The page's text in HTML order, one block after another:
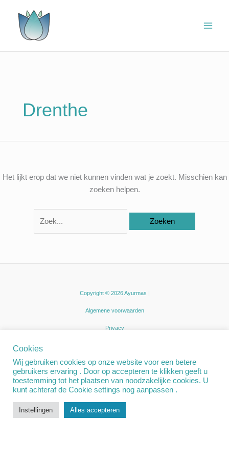
Drenthe
Het lijkt erop dat we niet kunnen vinden wat je zoekt. Misschien kan
zoeken helpen.
naar:
Copyright © 2026 Ayurmas |
Algemene voorwaarden
Privacy
Cookies
Wij gebruiken cookies op onze website voor een betere
gebruikers ervaring . Door op accepteren te klikken geeft u
toestemming tot het plaatsen van noodzakelijke cookies. U
kunt achteraf de Cookie settings nog aanpassen .
Instellingen Alles accepteren